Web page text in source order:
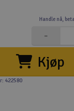
LEGO &
Handle nå,
Kjøp
-
422580